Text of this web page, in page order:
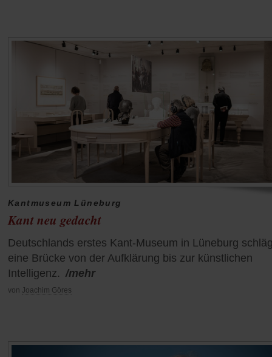
Kantmuseum Lüneburg
Kant neu gedacht
Deutschlands erstes Kant-Museum in Lüneburg
eine Brücke von der Aufklärung bis zur künstlichen
Intelligenz. /mehr
von Joachim Göres